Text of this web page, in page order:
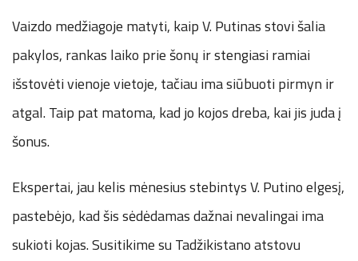
Vaizdo medžiagoje matyti, kaip V. Putinas stovi šalia
pakylos, rankas laiko prie šonų ir stengiasi ramiai
išstovėti vienoje vietoje, tačiau ima siūbuoti pirmyn ir
atgal. Taip pat matoma, kad jo kojos dreba, kai jis juda į
šonus.
Ekspertai, jau kelis mėnesius stebintys V. Putino elgesį,
pastebėjo, kad šis sėdėdamas dažnai nevalingai ima
sukioti kojas. Susitikime su Tadžikistano atstovu